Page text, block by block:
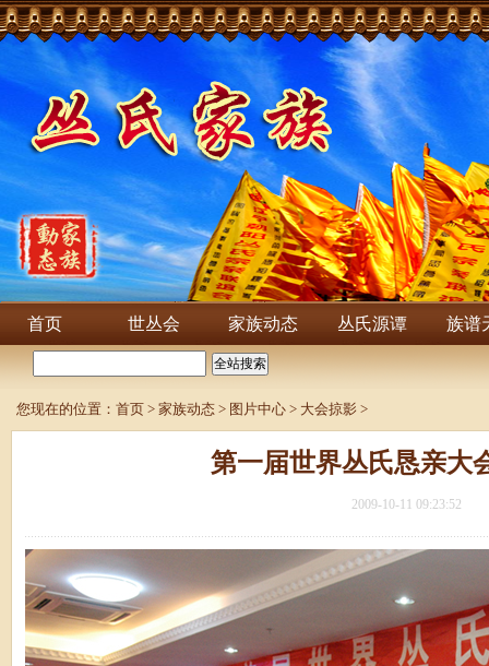
首页 世丛会 家族动态 丛氏源谭 族谱
您现在的位置： 首页 > 家族动态 > 图片中心 > 大会掠影 >
第一届世界丛氏恳亲大
2009-10-11 09:23:52